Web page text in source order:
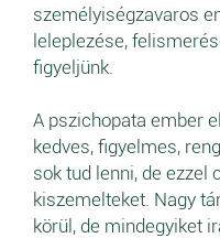
személyiségzavaros
leleplezése,
figyeljünk.
A pszichopata ember
kedves, figyelmes,
sok tud lenni, de ezzel
kiszemelteket. Nagy
körül, de mindegyiket